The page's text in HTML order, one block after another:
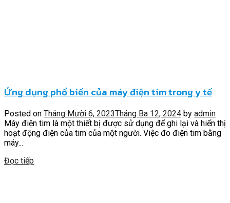
Ứng dụng phổ biến của máy điện tim trong y tế
Posted on Tháng Mười 6, 2023Tháng Ba 12, 2024 by admin
Máy điện tim là một thiết bị được sử dụng để ghi lại và hiển thị
hoạt động điện của tim của một người. Việc đo điện tim bằng
máy...
Đọc tiếp